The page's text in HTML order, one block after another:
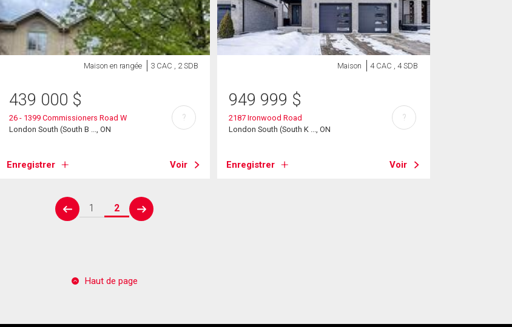
Maison en rangée 3 CAC , 2 SDB
439 000 $
26 - 1399 Commissioners Road W
London South (South B ..., ON
Enregistrer Voir
?
Maison 4 CAC , 4 SDB
949 999 $
2187 Ironwood Road
London South (South K ..., ON
Enregistrer Voir
?
prev
1 2
next
Haut de page